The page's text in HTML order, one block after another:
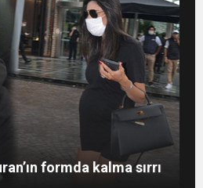
formda kalma sırrı
Merve Boluğur kahkahalarıyla dikkat çekti
eski eşi Berk
Oktay’a gönderme